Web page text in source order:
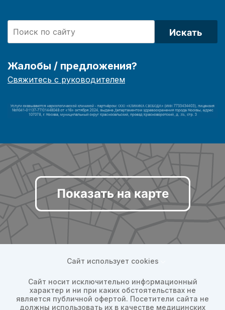
Искать
Жалобы / предложения?
Свяжитесь с руководителем
Показать на карте
Сайт использует cookies
Сайт носит исключительно информационный
характер и ни при каких обстоятельствах не
является публичной офертой. Посетители сайта не
должны использовать их в качестве медицинских